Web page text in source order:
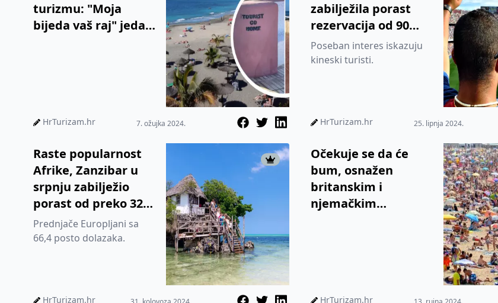
turizmu: "Moja
bijeda vaš raj" jedan
HrTurizam.hr 7. ožujka 2024.
zabilježila porast
rezervacija od 90
posto u odnosu na
prošlu godinu
Poseban interes iskazuju
kineski turisti.
HrTurizam.hr 25. lipnja 2024.
Raste popularnost
Afrike, Zanzibar u
srpnju zabilježio
porast od preko 32
posto stranih turista
Prednjače Europljani sa
66,4 posto dolazaka.
HrTurizam.hr
Očekuje se da će
bum, osnažen
britanskim i
njemačkim
HrTurizam.hr